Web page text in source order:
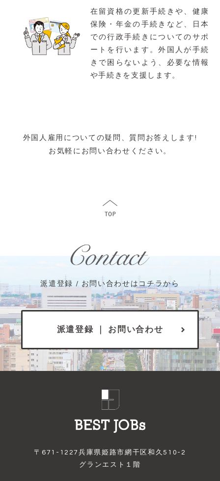
在留資格の更新手続きや、健康
保険・年金の手続きなど、日本
での行政手続きについてのサポ
ートを行います。外国人が手続
きで困らないよう、必要な情報
や手続きを支援します。
外国人雇用についての疑問、質問お答えします!
お気軽にお問い合わせください。
派遣登録 / お問い合わせはコチラから
派遣登録 ｜ お問い合わせ
〒671-1227兵庫県姫路市網干区和久510-2
グランエスト１階